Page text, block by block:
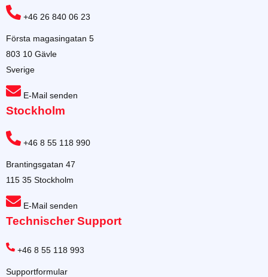
+46 26 840 06 23
Första magasingatan 5
803 10 Gävle
Sverige
E-Mail senden
Stockholm
+46 8 55 118 990
Brantingsgatan 47
115 35 Stockholm
E-Mail senden
Technischer Support
+46 8 55 118 993
Supportformular